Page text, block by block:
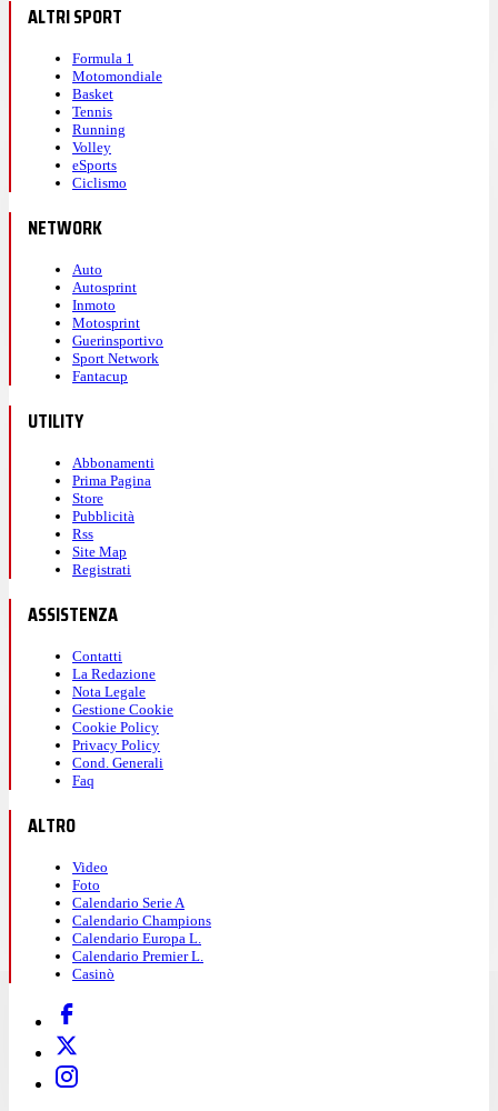
ALTRI SPORT
Formula 1
Motomondiale
Basket
Tennis
Running
Volley
eSports
Ciclismo
NETWORK
Auto
Autosprint
Inmoto
Motosprint
Guerinsportivo
Sport Network
Fantacup
UTILITY
Abbonamenti
Prima Pagina
Store
Pubblicità
Rss
Site Map
Registrati
ASSISTENZA
Contatti
La Redazione
Nota Legale
Gestione Cookie
Cookie Policy
Privacy Policy
Cond. Generali
Faq
ALTRO
Video
Foto
Calendario Serie A
Calendario Champions
Calendario Europa L.
Calendario Premier L.
Casinò